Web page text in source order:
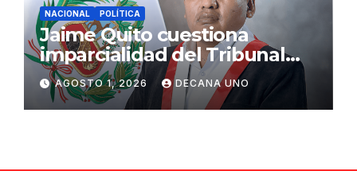
NACIONAL POLÍTICA
Jaime Quito cuestiona
imparcialidad del Tribunal
Constitucional tras liberación
de Ollanta Humala
AGOSTO 1, 2026 DECANA UNO